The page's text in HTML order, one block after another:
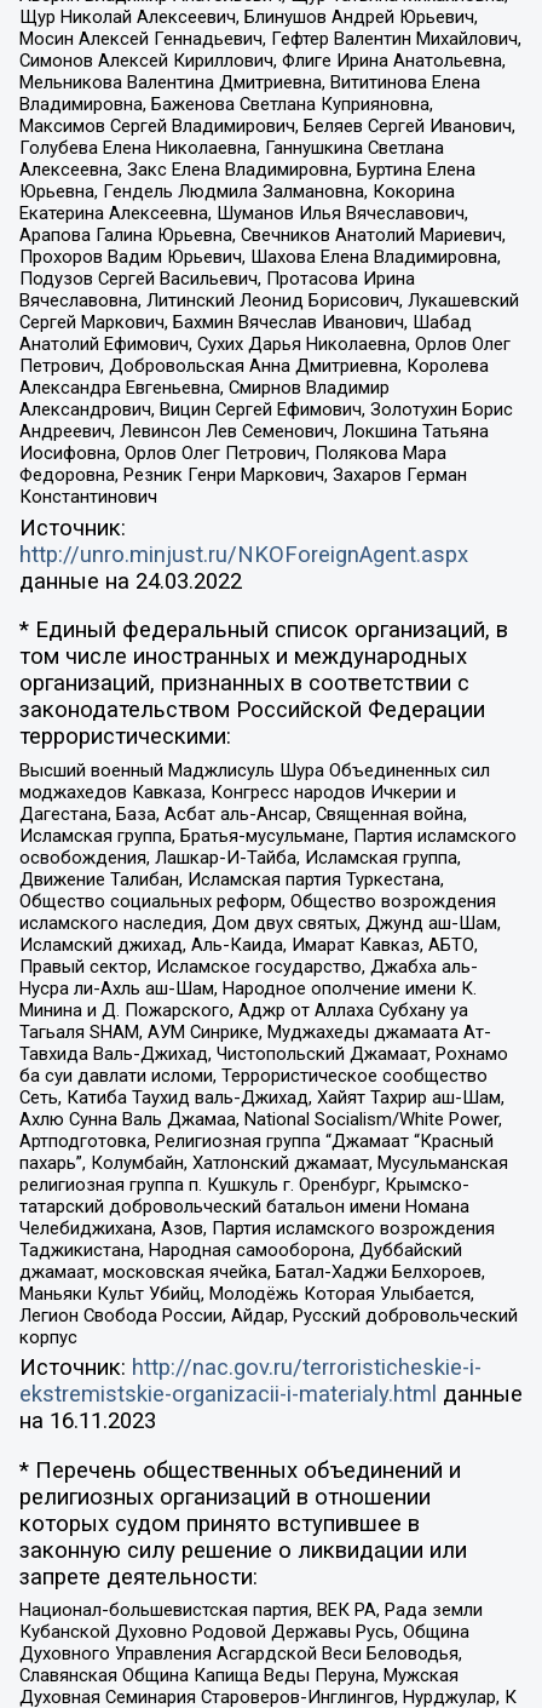
Щур Николай Алексеевич, Блинушов Андрей Юрьевич,
Мосин Алексей Геннадьевич, Гефтер Валентин Михайлович,
Симонов Алексей Кириллович, Флиге Ирина Анатольевна,
Мельникова Валентина Дмитриевна, Вититинова Елена
Владимировна, Баженова Светлана Куприяновна,
Максимов Сергей Владимирович, Беляев Сергей Иванович,
Голубева Елена Николаевна, Ганнушкина Светлана
Алексеевна, Закс Елена Владимировна, Буртина Елена
Юрьевна, Гендель Людмила Залмановна, Кокорина
Екатерина Алексеевна, Шуманов Илья Вячеславович,
Арапова Галина Юрьевна, Свечников Анатолий Мариевич,
Прохоров Вадим Юрьевич, Шахова Елена Владимировна,
Подузов Сергей Васильевич, Протасова Ирина
Вячеславовна, Литинский Леонид Борисович, Лукашевский
Сергей Маркович, Бахмин Вячеслав Иванович, Шабад
Анатолий Ефимович, Сухих Дарья Николаевна, Орлов Олег
Петрович, Добровольская Анна Дмитриевна, Королева
Александра Евгеньевна, Смирнов Владимир
Александрович, Вицин Сергей Ефимович, Золотухин Борис
Андреевич, Левинсон Лев Семенович, Локшина Татьяна
Иосифовна, Орлов Олег Петрович, Полякова Мара
Федоровна, Резник Генри Маркович, Захаров Герман
Константинович
Источник:
http://unro.minjust.ru/NKOForeignAgent.aspx
данные на 24.03.2022
* Единый федеральный список организаций, в
том числе иностранных и международных
организаций, признанных в соответствии с
законодательством Российской Федерации
террористическими:
Высший военный Маджлисуль Шура Объединенных сил
моджахедов Кавказа, Конгресс народов Ичкерии и
Дагестана, База, Асбат аль-Ансар, Священная война,
Исламская группа, Братья-мусульмане, Партия исламского
освобождения, Лашкар-И-Тайба, Исламская группа,
Движение Талибан, Исламская партия Туркестана,
Общество социальных реформ, Общество возрождения
исламского наследия, Дом двух святых, Джунд аш-Шам,
Исламский джихад, Аль-Каида, Имарат Кавказ, АБТО,
Правый сектор, Исламское государство, Джабха аль-
Нусра ли-Ахль аш-Шам, Народное ополчение имени К.
Минина и Д. Пожарского, Аджр от Аллаха Субхану уа
Тагьаля SHAM, АУМ Синрике, Муджахеды джамаата Ат-
Тавхида Валь-Джихад, Чистопольский Джамаат, Рохнамо
ба суи давлати исломи, Террористическое сообщество
Сеть, Катиба Таухид валь-Джихад, Хайят Тахрир аш-Шам,
Ахлю Сунна Валь Джамаа, National Socialism/White Power,
Артподготовка, Религиозная группа “Джамаат “Красный
пахарь”, Колумбайн, Хатлонский джамаат, Мусульманская
религиозная группа п. Кушкуль г. Оренбург, Крымско-
татарский добровольческий батальон имени Номана
Челебиджихана, Азов, Партия исламского возрождения
Таджикистана, Народная самооборона, Дуббайский
джамаат, московская ячейка, Батал-Хаджи Белхороев,
Маньяки Культ Убийц, Молодёжь Которая Улыбается,
Легион Свобода России, Айдар, Русский добровольческий
корпус
Источник: http://nac.gov.ru/terroristicheskie-i-
ekstremistskie-organizacii-i-materialy.html данные
на 16.11.2023
* Перечень общественных объединений и
религиозных организаций в отношении
которых судом принято вступившее в
законную силу решение о ликвидации или
запрете деятельности:
Национал-большевистская партия, ВЕК РА, Рада земли
Кубанской Духовно Родовой Державы Русь, Община
Духовного Управления Асгардской Веси Беловодья,
Славянская Община Капища Веды Перуна, Мужская
Духовная Семинария Староверов-Инглингов, Нурджулар, К